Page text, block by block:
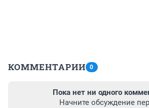
КОММЕНТАРИИ 0
Пока нет ни одного
Начните обсуждение